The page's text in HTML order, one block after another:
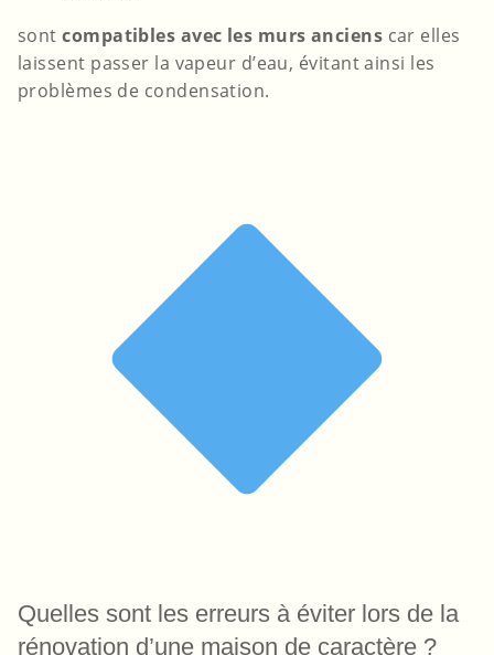
sontcompatibles avec les murs anciens car elles
laissent passer la vapeur d’eau, évitant ainsi les
problèmes de condensation.
Quelles sont les erreurs à éviter lors de la
rénovation d’une maison de caractère ?